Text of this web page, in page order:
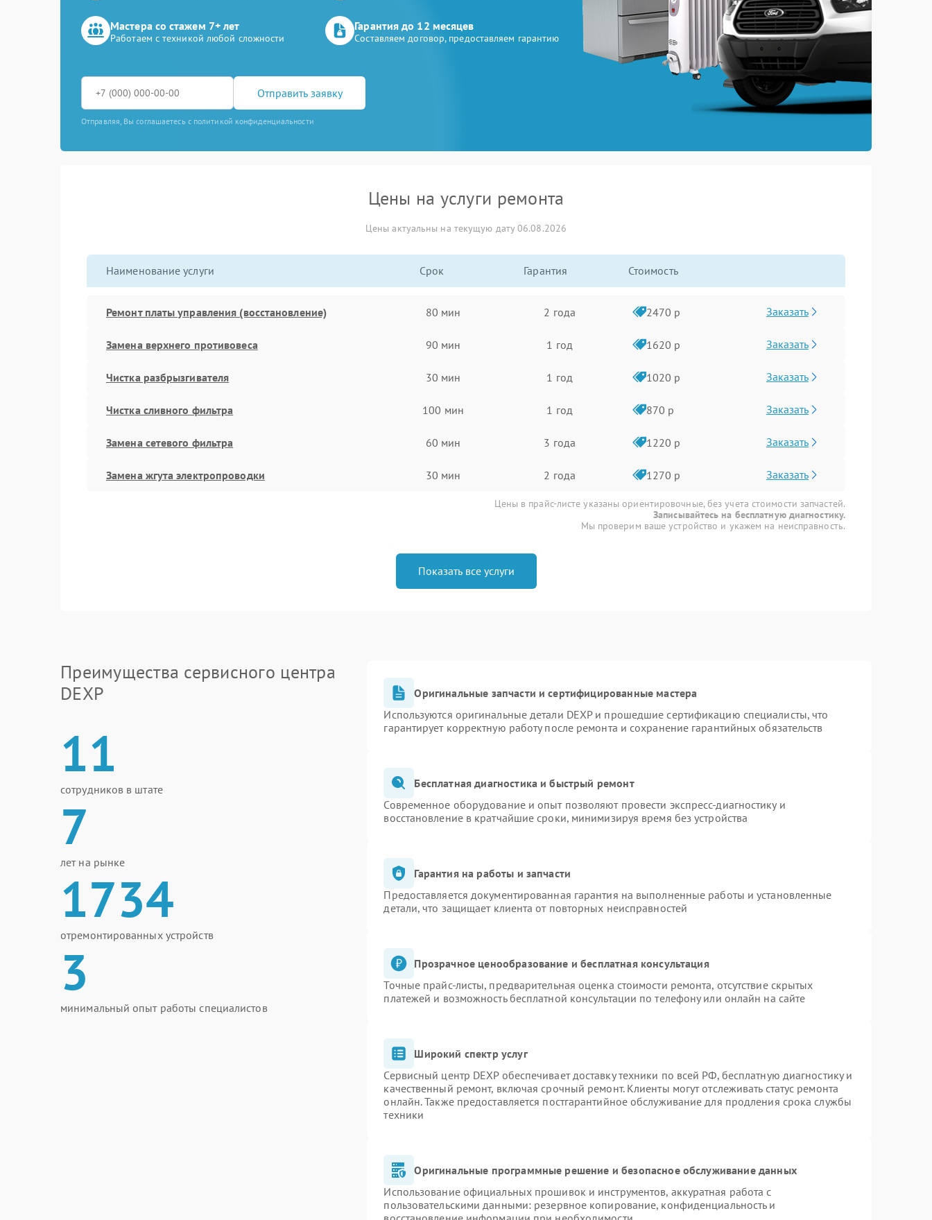
Мастера со стажем 7+ лет
Работаем с техникой любой сложности
Гарантия до 12 месяцев
Составляем договор, предоставляем гарантию
Отправить заявку
Отправляя, Вы соглашаетесь с политикой конфиденциальности
Цены на услуги ремонта
Цены актуальны на текущую дату 06.08.2026
Наименование услуги Срок Гарантия Стоимость
Ремонт платы управления (восстановление) 80 мин 2 года 2470 р Заказать
Замена верхнего противовеса 90 мин 1 год 1620 р Заказать
Чистка разбрызгивателя 30 мин 1 год 1020 р Заказать
Чистка сливного фильтра 100 мин 1 год 870 р Заказать
Замена сетевого фильтра 60 мин 3 года 1220 р Заказать
Замена жгута электропроводки 30 мин 2 года 1270 р Заказать
Цены в прайс-листе указаны ориентировочные, без учета стоимости запчастей.
Записывайтесь на бесплатную диагностику.
Мы проверим ваше устройство и укажем на неисправность.
Показать все услуги
Преимущества сервисного центра
DEXP
11
сотрудников в штате
7
лет на рынке
1734
отремонтированных устройств
3
минимальный опыт работы специалистов
Оригинальные запчасти и сертифицированные мастера
Используются оригинальные детали DEXP и прошедшие сертификацию специалисты, что
гарантирует корректную работу после ремонта и сохранение гарантийных обязательств
Бесплатная диагностика и быстрый ремонт
Современное оборудование и опыт позволяют провести экспресс-диагностику и
восстановление в кратчайшие сроки, минимизируя время без устройства
Гарантия на работы и запчасти
Предоставляется документированная гарантия на выполненные работы и установленные
детали, что защищает клиента от повторных неисправностей
Прозрачное ценообразование и бесплатная консультация
Точные прайс-листы, предварительная оценка стоимости ремонта, отсутствие скрытых
платежей и возможность бесплатной консультации по телефону или онлайн на сайте
Широкий спектр услуг
Сервисный центр DEXP обеспечивает доставку техники по всей РФ, бесплатную диагностику и
качественный ремонт, включая срочный ремонт. Клиенты могут отслеживать статус ремонта
онлайн. Также предоставляется постгарантийное обслуживание для продления срока службы
техники
Оригинальные программные решение и безопасное обслуживание данных
Использование официальных прошивок и инструментов, аккуратная работа с
пользовательскими данными: резервное копирование, конфиденциальность и